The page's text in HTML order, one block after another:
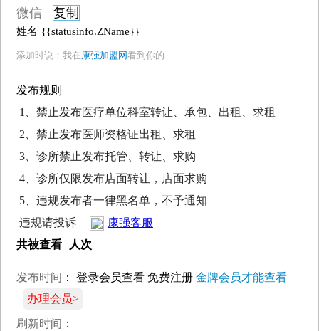
微信 复制
姓名 {{statusinfo.ZName}}
添加时说：我在康强加盟网看到你的
发布规则
1、禁止发布医疗单位科室转让、承包、出租、求租
2、禁止发布医师资格证出租、求租
3、诊所禁止发布托管、转让、求购
4、诊所仅限发布店面转让，店面求购
5、违规发布者一律黑名单，不予通知
违规请投诉
康强客服
共被查看
人次
发布时间 ： 登录会员查看 免费注册 金牌会员才能查看
办理会员>
刷新时间 ：